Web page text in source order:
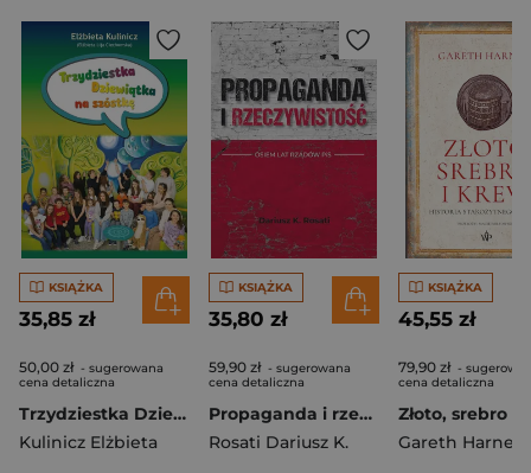
KSIĄŻKA
35,85 zł
50,00 zł - sugerowana
cena detaliczna
Trzydziestka Dziewiątka na szóstkę
Kulinicz Elżbieta
KSIĄŻKA
35,80 zł
59,90 zł - sugerowana
cena detaliczna
Propaganda i rzeczywistość. Osiem lat rządów PiS
Rosati Dariusz K.
KSIĄŻKA
45,55 zł
79,90 zł -
cena detaliczna
Gareth Harney